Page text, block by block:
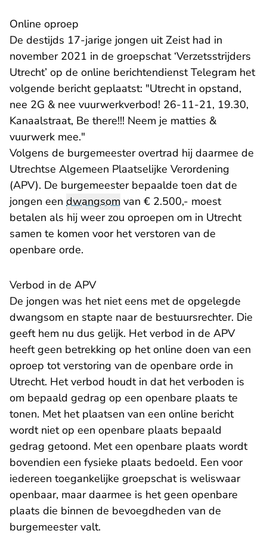
Online oproep
De destijds 17-jarige jongen uit Zeist had in
november 2021 in de groepschat ‘Verzetsstrijders
Utrecht’ op de online berichtendienst Telegram het
volgende bericht geplaatst: "Utrecht in opstand,
nee 2G & nee vuurwerkverbod! 26-11-21, 19.30,
Kanaalstraat, Be there!!! Neem je matties &
vuurwerk mee."
Volgens de burgemeester overtrad hij daarmee de
Utrechtse Algemeen Plaatselijke Verordening
(APV). De burgemeester bepaalde toen dat de
jongen een dwangsom van € 2.500,- moest
betalen als hij weer zou oproepen om in Utrecht
samen te komen voor het verstoren van de
openbare orde.
Verbod in de APV
De jongen was het niet eens met de opgelegde
dwangsom en stapte naar de bestuursrechter. Die
geeft hem nu dus gelijk. Het verbod in de APV
heeft geen betrekking op het online doen van een
oproep tot verstoring van de openbare orde in
Utrecht. Het verbod houdt in dat het verboden is
om bepaald gedrag op een openbare plaats te
tonen. Met het plaatsen van een online bericht
wordt niet op een openbare plaats bepaald
gedrag getoond. Met een openbare plaats wordt
bovendien een fysieke plaats bedoeld. Een voor
iedereen toegankelijke groepschat is weliswaar
openbaar, maar daarmee is het geen openbare
plaats die binnen de bevoegdheden van de
burgemeester valt.